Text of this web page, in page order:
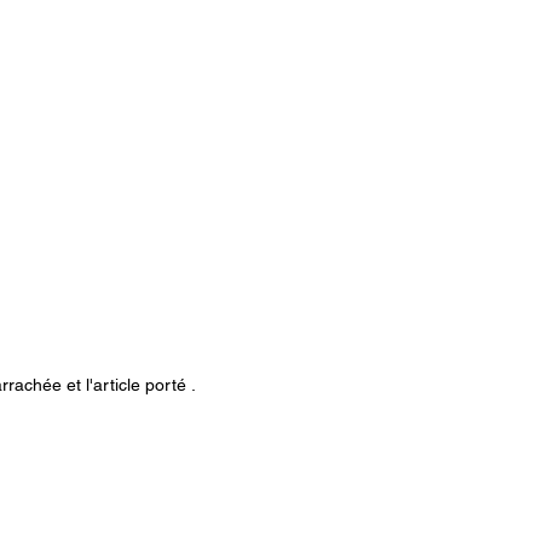
et l'article porté .